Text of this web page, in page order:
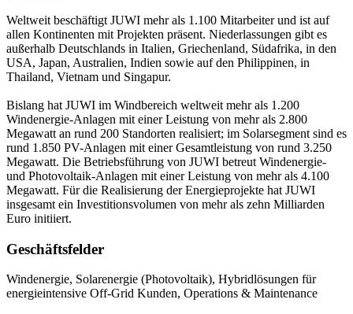
Weltweit beschäftigt JUWI mehr als 1.100 Mitarbeiter und ist auf
allen Kontinenten mit Projekten präsent. Niederlassungen gibt es
außerhalb Deutschlands in Italien, Griechenland, Südafrika, in den
USA, Japan, Australien, Indien sowie auf den Philippinen, in
Thailand, Vietnam und Singapur.
Bislang hat JUWI im Windbereich weltweit mehr als 1.200
Windenergie-Anlagen mit einer Leistung von mehr als 2.800
Megawatt an rund 200 Standorten realisiert; im Solarsegment sind es
rund 1.850 PV-Anlagen mit einer Gesamtleistung von rund 3.250
Megawatt. Die Betriebsführung von JUWI betreut Windenergie-
und Photovoltaik-Anlagen mit einer Leistung von mehr als 4.100
Megawatt. Für die Realisierung der Energieprojekte hat JUWI
insgesamt ein Investitionsvolumen von mehr als zehn Milliarden
Euro initiiert.
Geschäftsfelder
Windenergie, Solarenergie (Photovoltaik), Hybridlösungen für
energieintensive Off-Grid Kunden, Operations & Maintenance